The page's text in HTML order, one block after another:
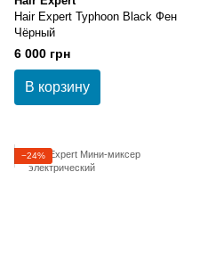
Hair Expert Typhoon Black Фен
Чёрный
6 000 грн
В корзину
−24%